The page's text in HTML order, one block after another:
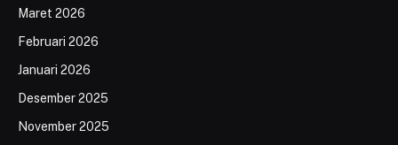
Maret 2026
Februari 2026
Januari 2026
Desember 2025
November 2025